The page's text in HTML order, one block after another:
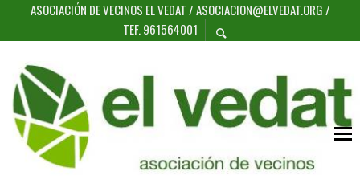
ASOCIACIÓN DE VECINOS EL VEDAT / ASOCIACION@ELVEDAT.ORG /
TEF. 961564001